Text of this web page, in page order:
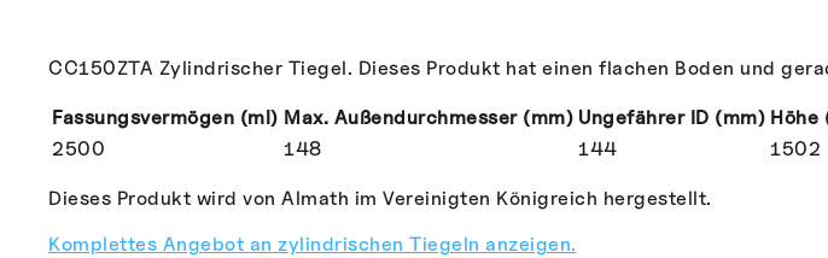
CC150ZTA Zylindrischer Tiegel. Dieses Produkt hat einen flachen Boden und
Fassungsvermögen (ml) Max. Außendurchmesser (mm) Ungefährer ID (mm) Höhe
2500
148 144 1502
Dieses Produkt wird von Almath im Vereinigten Königreich hergestellt.
Komplettes Angebot an zylindrischen Tiegeln anzeigen.